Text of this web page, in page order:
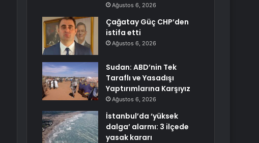
Ağustos 6, 2026
Çağatay Güç CHP’den
istifa etti
Ağustos 6, 2026
Sudan: ABD’nin Tek
Taraflı ve Yasadışı
Yaptırımlarına Karşıyız
Ağustos 6, 2026
İstanbul’da ‘yüksek
dalga’ alarmı: 3 ilçede
yasak kararı